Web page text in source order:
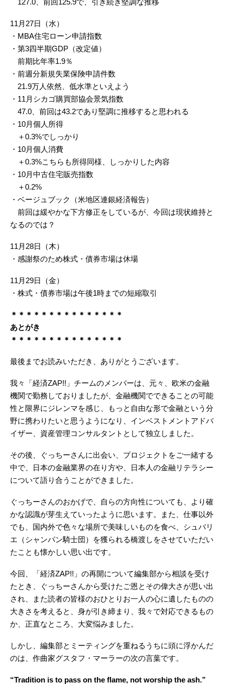
127.0、前回125.9で、引き続き堅調な推移
11月27日（水）
・MBA住宅ローン申請指数
・第3四半期GDP（改定値）
前期比年率1.9％
・前週分新規失業保険申請件数
21.9万人依然、低水準といえよう
・11月シカゴ購買部協会景気指数
47.0、前回は43.2であり堅調に推移すると思われる
・10月個人所得
＋0.3%でしっかり
・10月個人消費
＋0.3%こちらも所得同様、しっかりした内容
・10月中古住宅販売指数
＋0.2%
・ベージュブック（米地区連銀経済報告）
前回は緩やかな下方修正をしているが、今回は現状維持と
なるのでは？
11月28日（木）
・感謝祭のため株式・債券市場は休場
11月29日（金）
・株式・債券市場は午後1時までの短縮取引
＊＊＊＊＊＊＊＊＊＊＊＊＊＊＊
あとがき
＊＊＊＊＊＊＊＊＊＊＊＊＊＊＊
最後までお読みいただき、ありがとうございます。
我々「経済ZAP!!」チームのメンバーは、元々、欧米の金融
機関で勤務しておりましたが、金融機関でできることの可能
性と限界にジレンマを感じ、もっと自由な形で金融という分
野に携わりたいと思うようになり、インベストメントアドバ
イザー、資産管理コンサルタントとして独立しました。
その後、ぐっちーさんに出会い、プロジェクトをご一緒する
中で、日本の金融業界の在り方や、日本人の金融リテラシー
について語り合うことができました。
ぐっちーさんのおかげで、自らの方向性についても、より確
かな認識が芽生えていったように思います。また、仕事以外
でも、国内外で色々な場所で美味しいものを食べ、シュバリ
エ（シャンパン騎士団）を獲られる橋渡しをさせていただい
たことも懐かしい思い出です。
今回、「経済ZAP!!」の再開について編集部から相談を受け
たとき、ぐっちーさんから受けたご恩とその偉大さが思い出
され、また読者の皆様のおひとりお一人の心に遺したものの
大きさを考えると、身が引き締まり、我々で対応できるもの
か、正直なところ、大変悩みました。
しかし、編集部とミーティングを重ねるうちに頭に浮かんだ
のは、作曲家グスタフ・マーラーの次の言葉です。
“Tradition is to pass on the flame, not worship the ash.”